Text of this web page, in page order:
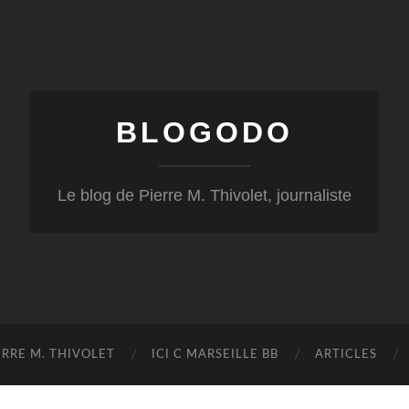
BLOGODO
Le blog de Pierre M. Thivolet, journaliste
M. THIVOLET ICI C MARSEILLE BB ARTICLES